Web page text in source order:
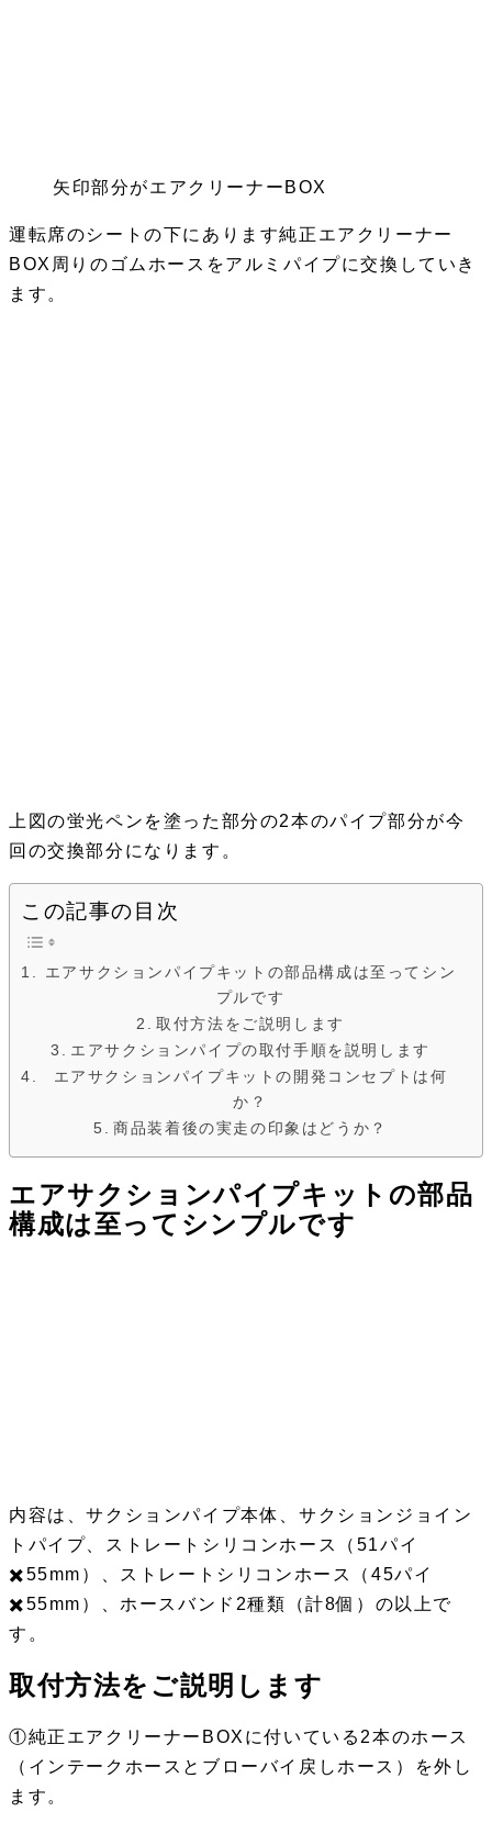
矢印部分がエアクリーナーBOX
運転席のシートの下にあります純正エアクリーナー
BOX周りのゴムホースをアルミパイプに交換していき
ます。
上図の蛍光ペンを塗った部分の2本のパイプ部分が今
回の交換部分になります。
この記事の目次
エアサクションパイプキットの部品構成は至ってシン
プルです
取付方法をご説明します
エアサクションパイプの取付手順を説明します
エアサクションパイプキットの開発コンセプトは何
か？
商品装着後の実走の印象はどうか？
エアサクションパイプキットの部品
構成は至ってシンプルです
内容は、サクションパイプ本体、サクションジョイン
トパイプ、ストレートシリコンホース（51パイ
✖️55mm）、ストレートシリコンホース（45パイ
✖️55mm）、ホースバンド2種類（計8個）の以上で
す。
取付方法をご説明します
①純正エアクリーナーBOXに付いている2本のホース
（インテークホースとブローバイ戻しホース）を外し
ます。